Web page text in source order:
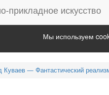
Мы используем
Куваев — Фантастический